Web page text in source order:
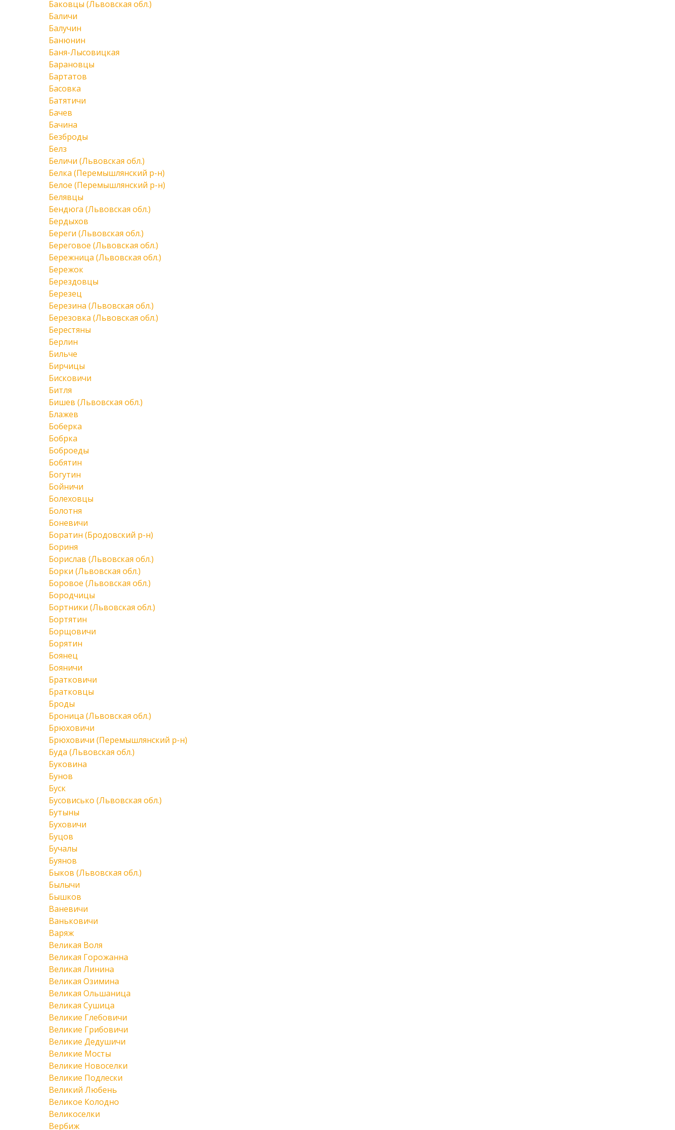
Баковцы (Львовская обл.)
Баличи
Балучин
Банюнин
Баня-Лысовицкая
Барановцы
Бартатов
Басовка
Батятичи
Бачев
Бачина
Безброды
Белз
Беличи (Львовская обл.)
Белка (Перемышлянский р-н)
Белое (Перемышлянский р-н)
Белявцы
Бендюга (Львовская обл.)
Бердыхов
Береги (Львовская обл.)
Береговое (Львовская обл.)
Бережница (Львовская обл.)
Бережок
Берездовцы
Березец
Березина (Львовская обл.)
Березовка (Львовская обл.)
Берестяны
Берлин
Бильче
Бирчицы
Бисковичи
Битля
Бишев (Львовская обл.)
Блажев
Боберка
Бобрка
Боброеды
Бобятин
Богутин
Бойничи
Болеховцы
Болотня
Боневичи
Боратин (Бродовский р-н)
Бориня
Борислав (Львовская обл.)
Борки (Львовская обл.)
Боровое (Львовская обл.)
Бородчицы
Бортники (Львовская обл.)
Бортятин
Борщовичи
Борятин
Боянец
Бояничи
Братковичи
Братковцы
Броды
Броница (Львовская обл.)
Брюховичи
Брюховичи (Перемышлянский р-н)
Буда (Львовская обл.)
Буковина
Бунов
Буск
Бусовисько (Львовская обл.)
Бутыны
Буховичи
Буцов
Бучалы
Буянов
Быков (Львовская обл.)
Былычи
Бышков
Ваневичи
Ваньковичи
Варяж
Великая Воля
Великая Горожанна
Великая Линина
Великая Озимина
Великая Ольшаница
Великая Сушица
Великие Глебовичи
Великие Грибовичи
Великие Дедушичи
Великие Мосты
Великие Новоселки
Великие Подлески
Великий Любень
Великое Колодно
Великоселки
Вербиж